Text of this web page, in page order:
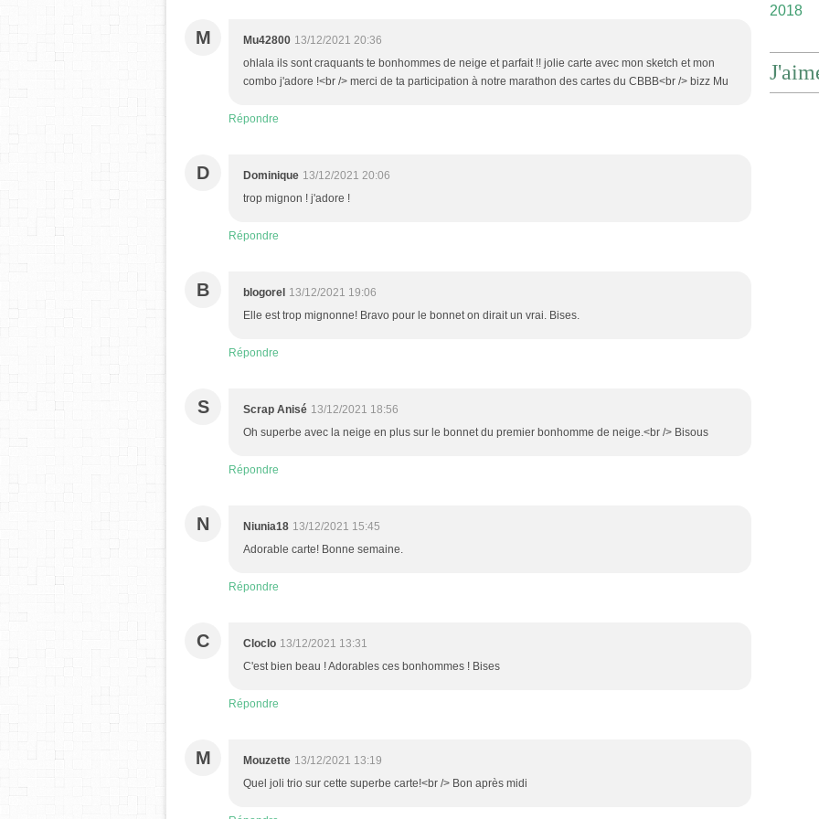
M Mu42800 13/12/2021 20:36
ohlala ils sont craquants te bonhommes de neige et parfait !! jolie carte avec mon sketch et mon
combo j'adore !<br /> merci de ta participation à notre marathon des cartes du CBBB<br /> bizz Mu
Répondre
D Dominique 13/12/2021 20:06
trop mignon ! j'adore !
Répondre
B blogorel 13/12/2021 19:06
Elle est trop mignonne! Bravo pour le bonnet on dirait un vrai. Bises.
Répondre
S Scrap Anisé 13/12/2021 18:56
Oh superbe avec la neige en plus sur le bonnet du premier bonhomme de neige.<br /> Bisous
Répondre
N Niunia18 13/12/2021 15:45
Adorable carte! Bonne semaine.
Répondre
C Cloclo 13/12/2021 13:31
C'est bien beau ! Adorables ces bonhommes ! Bises
Répondre
M Mouzette 13/12/2021 13:19
Quel joli trio sur cette superbe carte!<br /> Bon après midi
2018